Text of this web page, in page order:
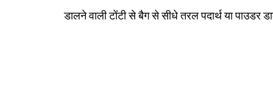
डालने वाली टोंटी से बैग से सीधे तरल पदार्थ या